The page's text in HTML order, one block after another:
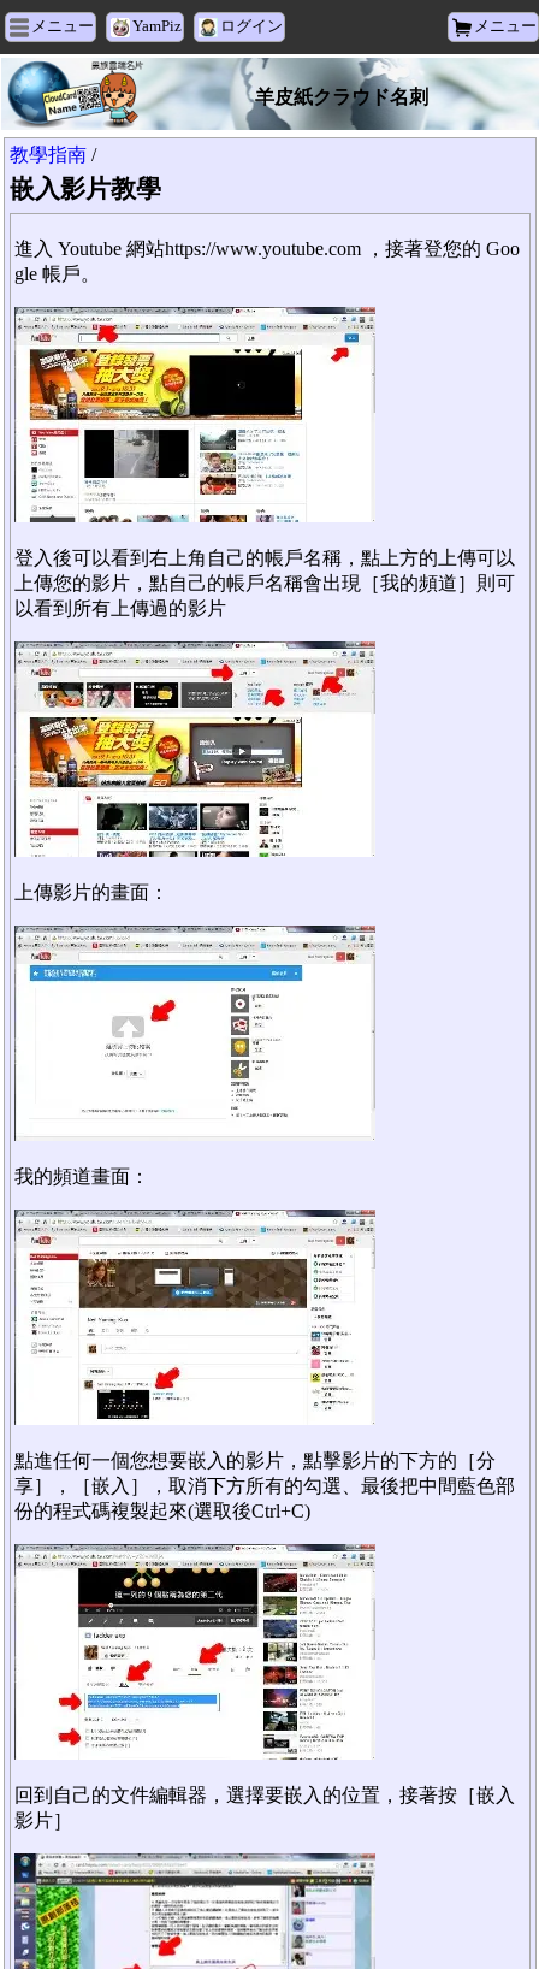
メニュー YamPiz ログイン メニュー
羊皮紙クラウド名刺
教學指南 /
嵌入影片教學
進入 Youtube 網站https://www.youtube.com ，接著登您的 Goo
gle 帳戶。
登入後可以看到右上角自己的帳戶名稱，點上方的上傳可以
上傳您的影片，點自己的帳戶名稱會出現［我的頻道］則可
以看到所有上傳過的影片
上傳影片的畫面：
我的頻道畫面：
點進任何一個您想要嵌入的影片，點擊影片的下方的［分
享］，［嵌入］，取消下方所有的勾選、最後把中間藍色部
份的程式碼複製起來(選取後Ctrl+C)
回到自己的文件編輯器，選擇要嵌入的位置，接著按［嵌入
影片］